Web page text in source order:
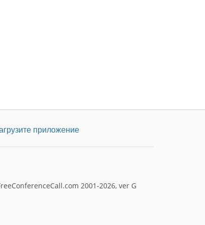
приложение
2001-2026, ver G